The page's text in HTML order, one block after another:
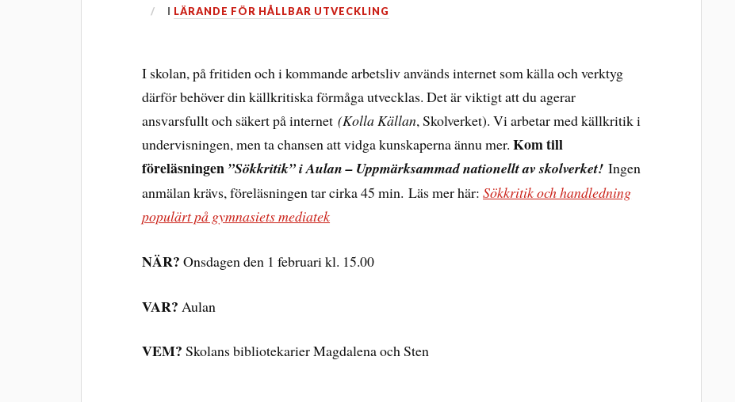
I LÄRANDE FÖR HÅLLBAR UTVECKLING
I skolan, på fritiden och i kommande arbetsliv används internet som källa och verktyg
därför behöver din källkritiska förmåga utvecklas. Det är viktigt att du agerar
ansvarsfullt och säkert på internet(Kolla Källan, Skolverket). Vi arbetar med källkritik i
undervisningen, men ta chansen att vidga kunskaperna ännu mer.Kom till
föreläsningen ”Sökkritik” i Aulan – Uppmärksammad nationellt av skolverket! Ingen
anmälan krävs, föreläsningen tar cirka 45 min. Läs mer här:Sökkritik och handledning
populärt på gymnasiets mediatek
NÄR? Onsdagen den 1 februari kl. 15.00
VAR? Aulan
VEM? Skolans bibliotekarier Magdalena och Sten